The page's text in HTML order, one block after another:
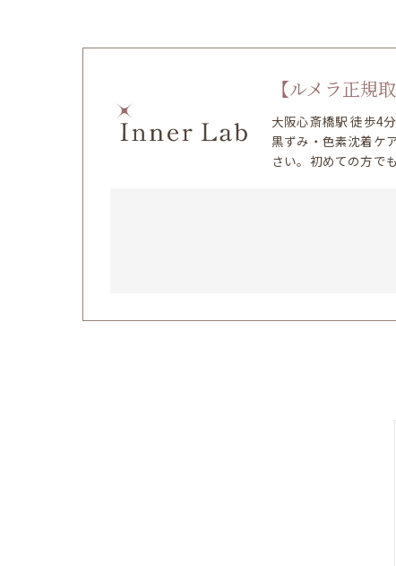
【ルメラ正規
大阪心斎橋駅 徒歩4
黒ずみ・色素沈着ケ
さい。初めての方で